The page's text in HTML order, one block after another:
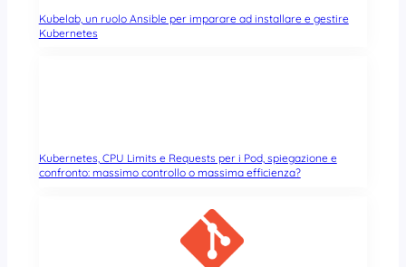
Kubelab, un ruolo Ansible per imparare ad installare e gestire
Kubernetes
Kubernetes, CPU Limits e Requests per i Pod, spiegazione e
confronto: massimo controllo o massima efficienza?